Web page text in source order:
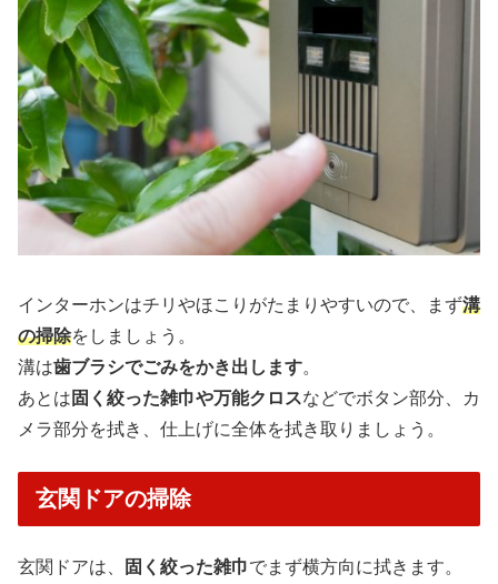
インターホンはチリやほこりがたまりやすいので、まず溝
の掃除をしましょう。
溝は歯ブラシでごみをかき出します。
あとは 固く絞った雑巾や万能クロスなどでボタン部分、カ
メラ部分を拭き、仕上げに全体を拭き取りましょう。
玄関ドアの掃除
玄関ドアは、 固く絞った雑巾でまず横方向に拭きます。